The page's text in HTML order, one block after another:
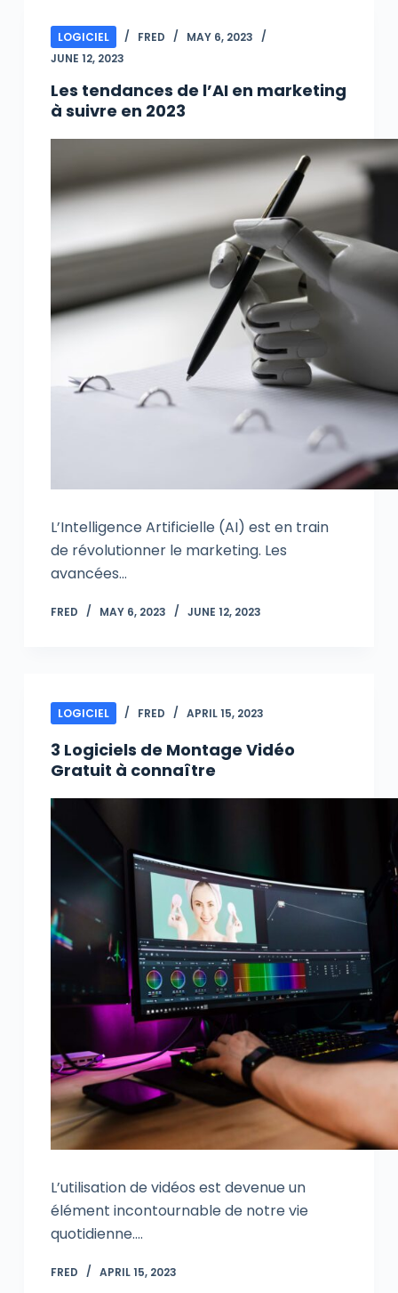
LOGICIEL FRED
MAY 6, 2023
JUNE 12, 2023
Les tendances de l’AI en marketing
à suivre en 2023
L’Intelligence Artificielle (AI) est en train
de révolutionner le marketing. Les
avancées…
FRED MAY 6, 2023 JUNE 12, 2023
LOGICIEL FRED APRIL 15, 2023
3 Logiciels de Montage Vidéo
Gratuit à connaître
L’utilisation de vidéos est devenue un
élément incontournable de notre vie
quotidienne.…
FRED APRIL 15, 2023